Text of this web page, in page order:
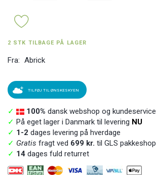
2 STK TILBAGE PÅ LAGER
Fra: Abrick
TILFØJ TIL ØNSKESKYEN
✓ 100% dansk webshop og kundeservice
✓ På eget lager i Danmark til levering NU
✓ 1-2 dages levering på hverdage
✓ Gratis fragt ved 699 kr. til GLS pakkeshop
✓ 14 dages fuld returret